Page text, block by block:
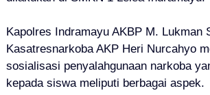
Kapolres Indramayu AKBP M. Lukman
Kasatresnarkoba AKP Heri Nurcahyo
sosialisasi penyalahgunaan narkoba
kepada siswa meliputi berbagai aspek.